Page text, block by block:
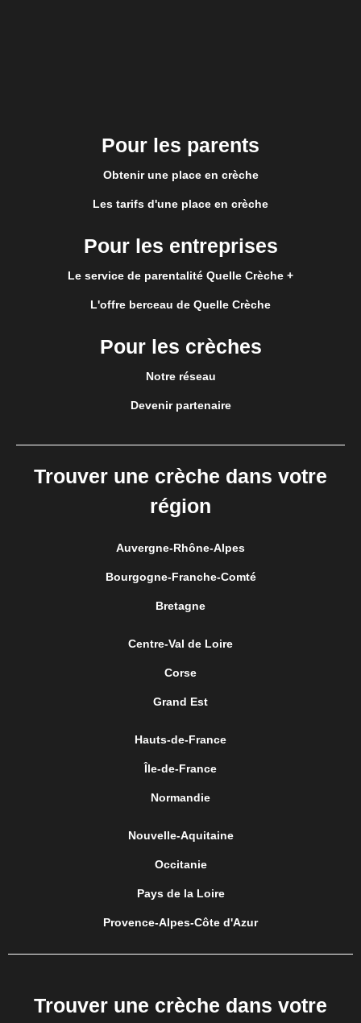
Pour les parents
Obtenir une place en crèche
Les tarifs d'une place en crèche
Pour les entreprises
Le service de parentalité Quelle Crèche +
L'offre berceau de Quelle Crèche
Pour les crèches
Notre réseau
Devenir partenaire
Trouver une crèche dans votre
région
Auvergne-Rhône-Alpes
Bourgogne-Franche-Comté
Bretagne
Centre-Val de Loire
Corse
Grand Est
Hauts-de-France
Île-de-France
Normandie
Nouvelle-Aquitaine
Occitanie
Pays de la Loire
Provence-Alpes-Côte d'Azur
Trouver une crèche dans votre